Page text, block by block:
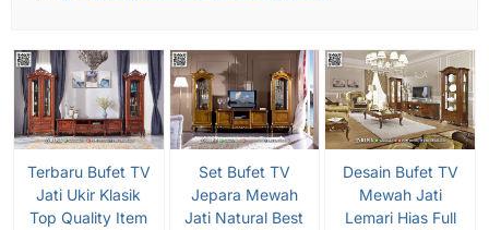
Terbaru Bufet TV
Jati Ukir Klasik
Top Quality Item
Set Bufet TV
Jepara Mewah
Jati Natural Best
Desain Bufet TV
Mewah Jati
Lemari Hias Full